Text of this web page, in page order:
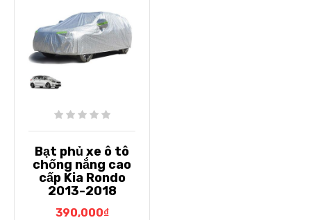
Bạt phủ xe ô tô
chống nắng cao
cấp Kia Rondo
2013-2018
390,000₫